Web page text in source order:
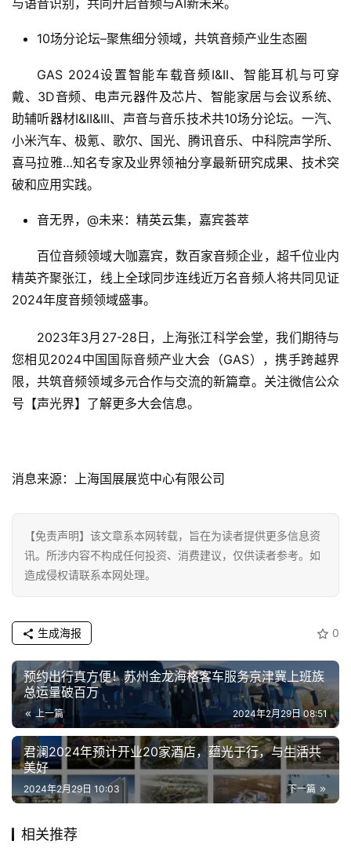
资
商
业
消
费
生
技
教
育
新
能
源
登录
与语音识别，共同开启音频与AI新未来。
10场分论坛–聚焦细分领域，共筑音频产业生态圈
GAS 2024设置智能车载音频I&II、智能耳机与可穿
戴、3D音频、电声元器件及芯片、智能家居与会议系统、
助辅听器材I&II&III、声音与音乐技术共10场分论坛。一汽、
小米汽车、极氪、歌尔、国光、腾讯音乐、中科院声学所、
喜马拉雅…知名专家及业界领袖分享最新研究成果、技术突
破和应用实践。
音无界，@未来：精英云集，嘉宾荟萃
百位音频领域大咖嘉宾，数百家音频企业，超千位业内
精英齐聚张江，线上全球同步连线近万名音频人将共同见证
2024年度音频领域盛事。
2023年3月27-28日，上海张江科学会堂，我们期待与
您相见2024中国国际音频产业大会（GAS），携手跨越界
限，共筑音频领域多元合作与交流的新篇章。关注微信公众
号【声光界】了解更多大会信息。
消息来源：上海国展展览中心有限公司
【免责声明】该文章系本网转载，旨在为读者提供更多信息资
讯。所涉内容不构成任何投资、消费建议，仅供读者参考。如
造成侵权请联系本网处理。
0
生成海报
预约出行真方便！苏州金龙海格客车服务京津冀上班族
总运量破百万
上一篇 2024年2月29日 08:51
君澜2024年预计开业20家酒店，蕴光于行，与生活共
美好
下一篇
2024年2月29日 10:03
相关推荐